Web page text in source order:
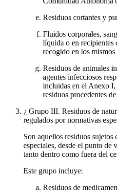
Residuos cortantes y
Fluidos corporales,
líquida o en recipientes
recogido en los
Residuos de animales
agentes infecciosos
incluidas en el Anexo I,
residuos procedentes
¿ Grupo III. Residuos de
regulados por normativas
Son aquellos residuos sujetos
especiales, desde el punto de
tanto dentro como fuera del
Este grupo incluye:
Residuos de